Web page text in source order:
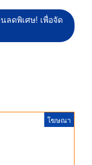
ลดพิเศษ! เพื่อจัด
โฆษณา